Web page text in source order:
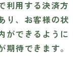
利用する決済方
り、お客様の状
ができるように
待できます。